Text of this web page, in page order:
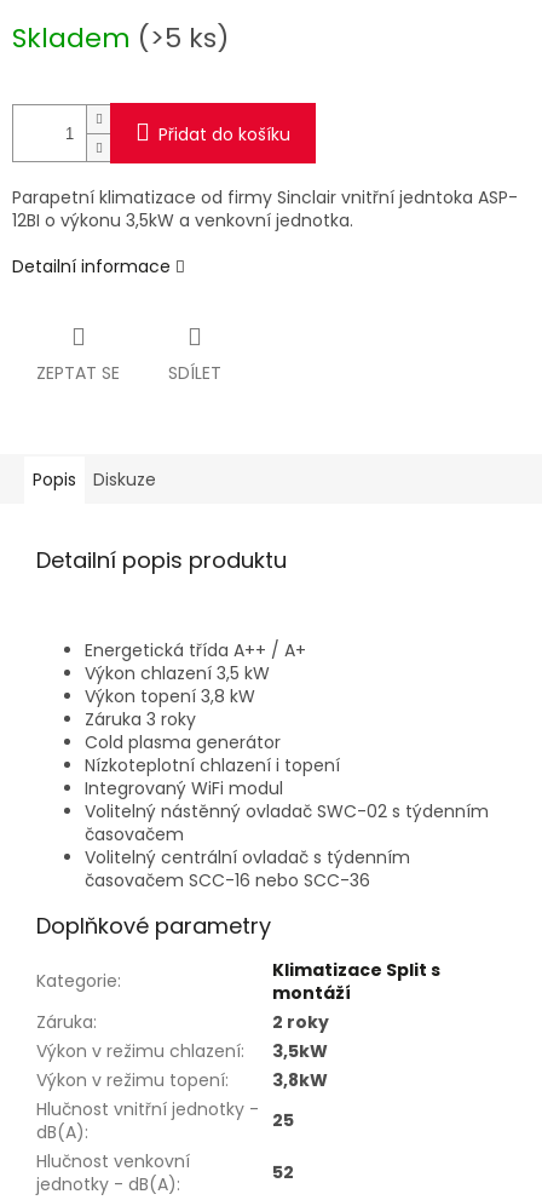
cena:
Skladem (>5 ks)
Přidat do košíku
Parapetní klimatizace od firmy Sinclair vnitřní jedntoka ASP-
12BI o výkonu 3,5kW a venkovní jednotka.
Detailní informace
ZEPTAT SE SDÍLET
Popis Diskuze
Detailní popis produktu
Energetická třída A++ / A+
Výkon chlazení 3,5 kW
Výkon topení 3,8 kW
Záruka 3 roky
Cold plasma generátor
Nízkoteplotní chlazení i topení
Integrovaný WiFi modul
Volitelný nástěnný ovladač SWC-02 s týdenním
časovačem
Volitelný centrální ovladač s týdenním
časovačem SCC-16 nebo SCC-36
Doplňkové parametry
Kategorie:
Klimatizace Split s
montáží
Záruka:
2 roky
Výkon v režimu chlazení:
3,5kW
Výkon v režimu topení:
3,8kW
Hlučnost vnitřní jednotky -
dB(A):
25
Hlučnost venkovní
jednotky - dB(A):
52